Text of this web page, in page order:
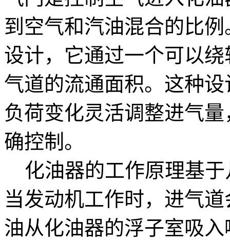
到空气和汽油混合的比
设计，它通过一个可以
气道的流通面积。这种
负荷变化灵活调整进气
确控制。
化油器的工作原理基于
当发动机工作时，进气
油从化油器的浮子室吸